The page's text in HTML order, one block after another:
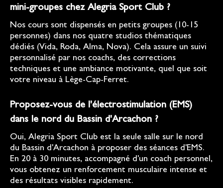
mini-groupes chez Alegria Sport Club ?
Nos cours sont dispensés en petits groupes (10-15
personnes) dans nos quatre studios thématiques
dédiés (Vida, Roda, Alma, Nova). Cela assure un suivi
personnalisé par nos coachs, des corrections
techniques et une ambiance motivante, quel que soit
votre niveau à Lège-Cap-Ferret.
Proposez-vous de l'électrostimulation (EMS)
dans le nord du Bassin d'Arcachon ?
Oui, Alegria Sport Club est la seule salle sur le nord
du Bassin d'Arcachon à proposer des séances d'EMS.
En 20 à 30 minutes, accompagné d'un coach personnel,
vous obtenez un renforcement musculaire intense et
des résultats visibles rapidement.